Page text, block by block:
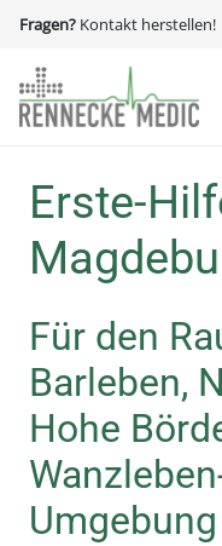
Fragen? Kontakt herstellen!
Erste-
Für den
Barleben,
Hohe
Umgebung